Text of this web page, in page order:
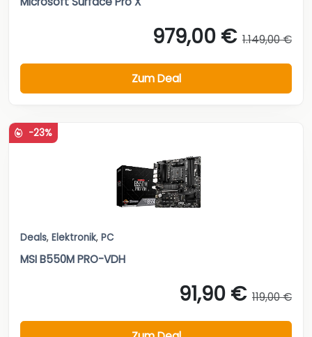
979,00 € 1.149,00 €
Zum Deal
-23%
Deals, Elektronik, PC
MSI B550M PRO-VDH
91,90 € 119,00 €